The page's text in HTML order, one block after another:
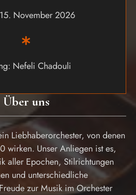
Über uns
Liebhaberorchester, von denen
wirken. Unser Anliegen ist es,
aller Epochen, Stilrichtungen
und unterschiedliche
zur Musik im Orchester
November 2026
Nefeli Chadouli